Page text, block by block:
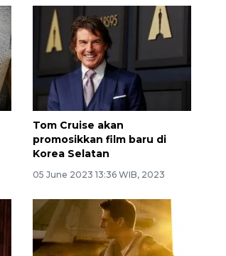
Tom Cruise akan
promosikkan film baru di
Korea Selatan
05 June 2023 13:36 WIB, 2023